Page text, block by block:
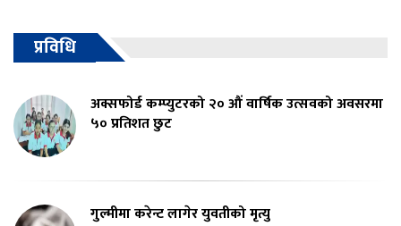
प्रविधि
अक्सफोर्ड कम्प्युटरको २० औं वार्षिक उत्सवको अवसरमा
५० प्रतिशत छुट
गुल्मीमा करेन्ट लागेर युवतीको मृत्यु